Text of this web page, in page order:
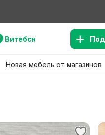
Витебск
Новая мебель от магазинов